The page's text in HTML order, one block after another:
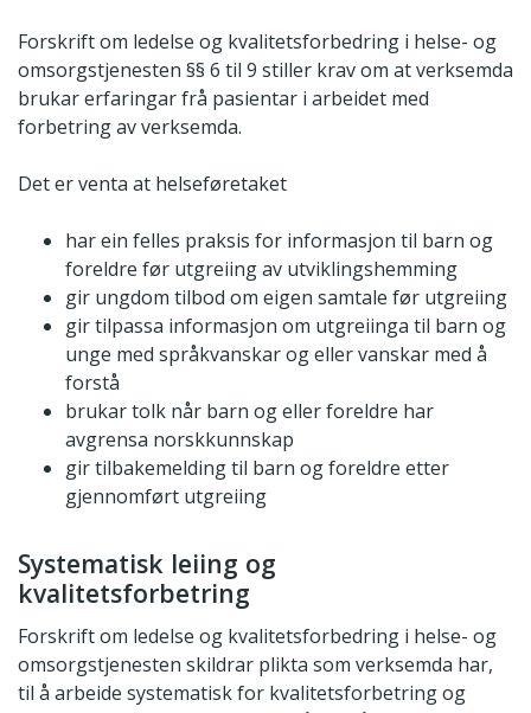
Forskrift om ledelse og kvalitetsforbedring i helse- og
omsorgstjenesten §§ 6 til 9 stiller krav om at verksemda
brukar erfaringar frå pasientar i arbeidet med
forbetring av verksemda.
Det er venta at helseføretaket
har ein felles praksis for informasjon til barn og
foreldre før utgreiing av utviklingshemming
gir ungdom tilbod om eigen samtale før utgreiing
gir tilpassa informasjon om utgreiinga til barn og
unge med språkvanskar og eller vanskar med å
forstå
brukar tolk når barn og eller foreldre har
avgrensa norskkunnskap
gir tilbakemelding til barn og foreldre etter
gjennomført utgreiing
Systematisk leiing og
kvalitetsforbetring
Forskrift om ledelse og kvalitetsforbedring i helse- og
omsorgstjenesten skildrar plikta som verksemda har,
til å arbeide systematisk for kvalitetsforbetring og